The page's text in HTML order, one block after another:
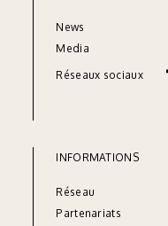
News
Media
Réseaux sociaux
INFORMATIONS
Réseau
Partenariats